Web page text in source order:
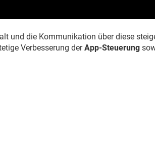
und die Kommunikation über diese
Verbesserung der App-Steuerung